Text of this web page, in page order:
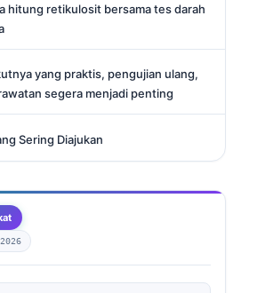
hitung retikulosit bersama tes darah
yang praktis, pengujian ulang,
segera menjadi penting
Sering Diajukan